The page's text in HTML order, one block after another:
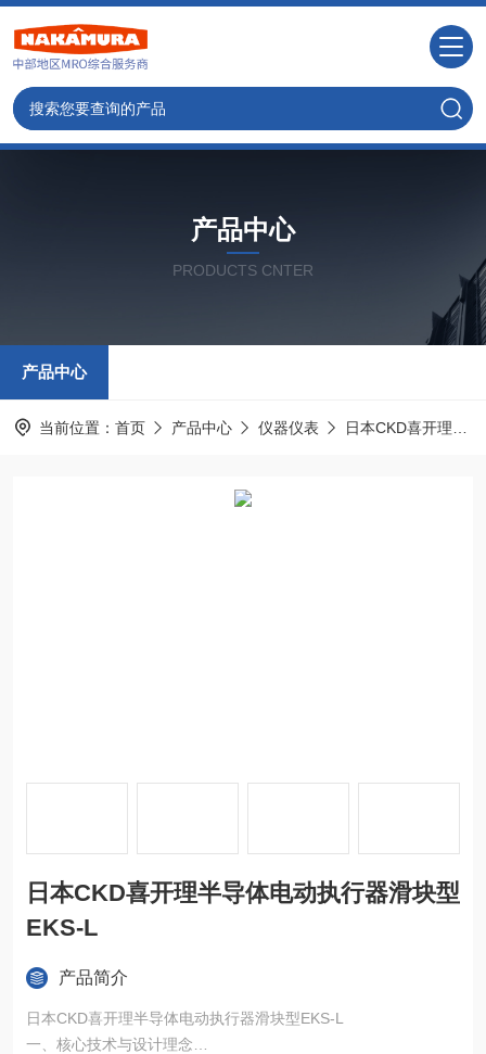
产品中心
PRODUCTS CNTER
产品中心
当前位置： 首页 产品中心 仪器仪表 日本CKD喜开理
日本CKD喜开理半导体电动执行器滑块型
EKS-L
产品简介
日本CKD喜开理半导体电动执行器滑块型EKS-L
一、核心技术与设计理念